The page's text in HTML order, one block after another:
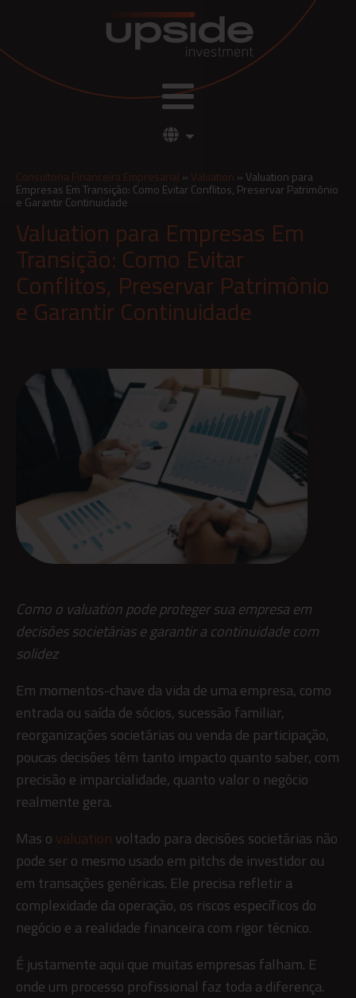
Consultoria Financeira Empresarial » Valuation »Valuation para
Empresas Em Transição: Como Evitar Conflitos, Preservar Patrimônio
e Garantir Continuidade
Valuation para Empresas Em
Transição: Como Evitar
Conflitos, Preservar Patrimônio
e Garantir Continuidade
Como o valuation pode proteger sua empresa em
decisões societárias e garantir a continuidade com
solidez
Em momentos-chave da vida de uma empresa, como
entrada ou saída de sócios, sucessão familiar,
reorganizações societárias ou venda de participação,
poucas decisões têm tanto impacto quanto saber, com
precisão e imparcialidade, quanto valor o negócio
realmente gera.
Mas o valuation voltado para decisões societárias não
pode ser o mesmo usado em pitchs de investidor ou
em transações genéricas. Ele precisa refletir a
complexidade da operação, os riscos específicos do
negócio e a realidade financeira com rigor técnico.
É justamente aqui que muitas empresas falham. E
onde um processo profissional faz toda a diferença.